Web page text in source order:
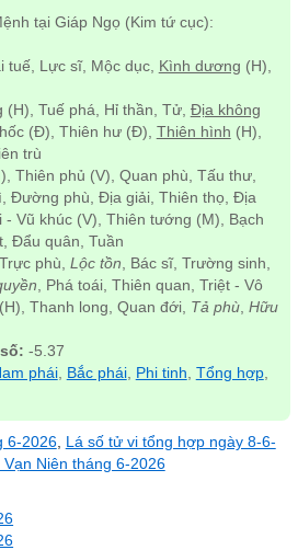
tại Giáp Ngọ (Kim tứ cục):
tuế, Lực sĩ, Mộc dục, Kình dương (H),
(H), Tuế phá, Hỉ thần, Tử, Địa không
(Đ), Thiên hư (Đ), Thiên hình (H),
trù
Thiên phủ (V), Quan phù, Tấu thư,
Đường phù, Địa giải, Thiên thọ, Địa
Vũ khúc (V), Thiên tướng (M), Bạch
Đẩu quân, Tuần
phù, Lộc tồn, Bác sĩ, Trường sinh,
, Phá toái, Thiên quan, Triệt - Vô
Thanh long, Quan đới, Tả phù, Hữu
-5.37
phái, Bắc phái, Phi tinh, Tổng hợp,
6-2026,
Lá số tử vi tổng hợp ngày 8-6-
Vạn Niên tháng 6-2026